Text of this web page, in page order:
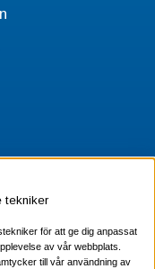
AB
230
tekniker
för att ge dig anpassat
av vår webbplats.
till vår användning av